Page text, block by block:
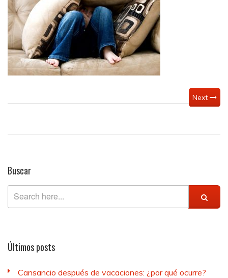
infantil
Next
Buscar
Últimos posts
Cansancio después de vacaciones: ¿por qué ocurre?